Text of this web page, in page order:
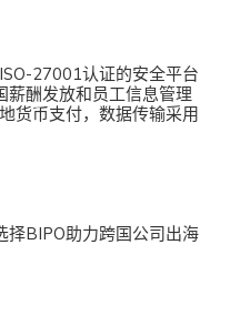
ISO-27001认证的安全平台
薪酬发放和员工信息管理
货币支付，数据传输采用
择BIPO助力跨国公司出海